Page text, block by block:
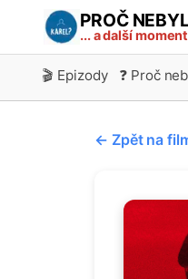
PROČ
... a další
🎬 Epizody ❓ Proč
← Zpět na